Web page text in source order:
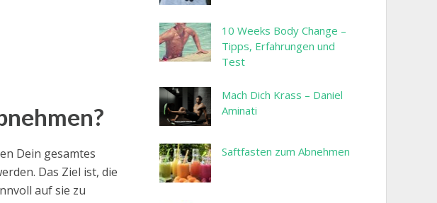
Dein gesamtes
Das Ziel ist, die
auf sie zu
10 Weeks Body Change –
Tipps, Erfahrungen und
Test
Mach Dich Krass – Daniel
Aminati
Saftfasten zum Abnehmen